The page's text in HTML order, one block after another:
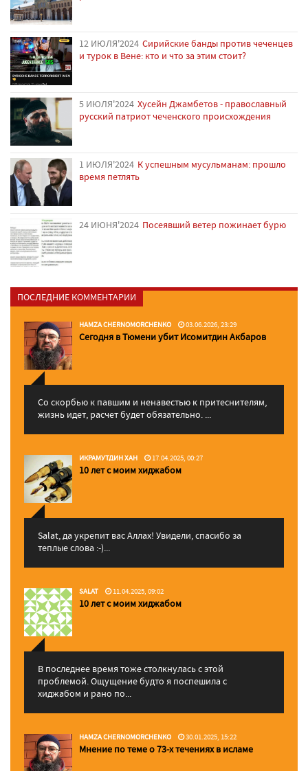
12 ИЮЛЯ'2024 Сирийские банды против чеченцев
и турок в Вене: кто и что за этим стоит?
5 ИЮЛЯ'2024 Хусейн Джамбетов - православный
русский патриот чеченского происхождения
1 ИЮЛЯ'2024 К успешным мусульманам: прошло
время петлять
24 ИЮНЯ'2024 Посеявший ветер пожинает бурю
ПОСЛЕДНИЕ КОММЕНТАРИИ
HAMZA CHERNOMORCHENKO 03.06.2026, 23:29
Сегодня в Тюмени убит Исомитдин Акбаров
Со скорбью к павшим и ненавестью к притеснителям,
жизнь идет, расчет будет обязательно. ...
ИКРАМУТДИН ХАН 17.04.2025, 00:27
10 лет с моим хиджабом
Salat, да укрепит вас Аллаx! Увидели, спасибо за
теплые слова :-)...
SALAT 11.04.2025, 09:02
10 лет с моим хиджабом
В последнее время тоже столкнулась с этой
проблемой. Ощущение будто я поспешила с
хиджабом и рано по...
HAMZA CHERNOMORCHENKO 30.01.2025, 15:22
Мнение по теме о 73-х течениях в исламе